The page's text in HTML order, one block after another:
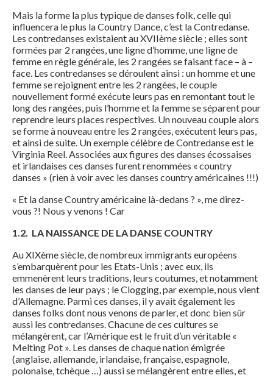
Mais la forme la plus typique de danses folk, celle qui
influencera le plus la Country Dance, c’est la Contredanse.
Les contredanses existaient au XVIIème siècle ; elles sont
formées par 2 rangées, une ligne d’homme, une ligne de
femme en règle générale, les 2 rangées se faisant face – à –
face. Les contredanses se déroulent ainsi : un homme et une
femme se rejoignent entre les 2 rangées, le couple
nouvellement formé exécute leurs pas en remontant tout le
long des rangées, puis l’homme et la femme se séparent pour
reprendre leurs places respectives. Un nouveau couple alors
se forme à nouveau entre les 2 rangées, exécutent leurs pas,
et ainsi de suite. Un exemple célèbre de Contredanse est le
Virginia Reel. Associées aux figures des danses écossaises
et irlandaises ces danses furent renommées « country
danses » (rien à voir avec les danses country américaines !!!)
« Et la danse Country américaine là-dedans ? », me direz-
vous ?! Nous y venons ! Car
1.2. LA NAISSANCE DE LA DANSE COUNTRY
Au XIXème siècle, de nombreux immigrants européens
s’embarquèrent pour les Etats-Unis ; avec eux, ils
emmenèrent leurs traditions, leurs coutumes, et notamment
les danses de leur pays ; le Clogging, par exemple, nous vient
d’Allemagne. Parmi ces danses, il y avait également les
danses folks dont nous venons de parler, et donc bien sûr
aussi les contredanses. Chacune de ces cultures se
mélangèrent, car l’Amérique est le fruit d’un véritable «
Melting Pot ». Les danses de chaque nation émigrée
(anglaise, allemande, irlandaise, française, espagnole,
polonaise, tchèque …) aussi se mélangèrent entre elles, et